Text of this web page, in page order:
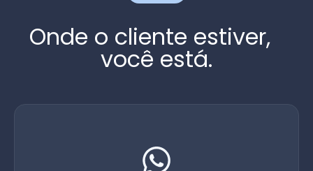
Onde o cliente estiver,
você está.